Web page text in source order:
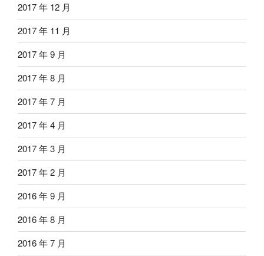
2017 年 12 月
2017 年 11 月
2017 年 9 月
2017 年 8 月
2017 年 7 月
2017 年 4 月
2017 年 3 月
2017 年 2 月
2016 年 9 月
2016 年 8 月
2016 年 7 月